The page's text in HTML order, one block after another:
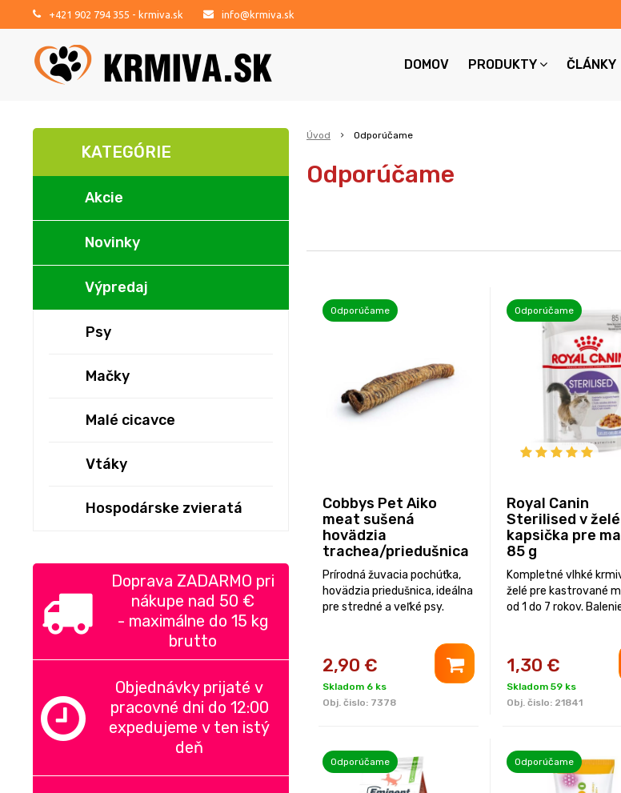
+421 902 794 355 - krmiva.sk info@krmiva.sk
DOMOV PRODUKTY ČLÁNKY
Úvod Odporúčame
Odporúčame
Odporúčame
Cobbys Pet Aiko
meat sušená
hovädzia
trachea/priedušnica
1ks cca 30cm
Prírodná žuvacia pochúťka,
hovädzia priedušnica, ideálna
pre stredné a veľké psy.
2,90 €
Skladom 6 ks
Obj. čislo: 7378
Odporúčame
Royal Canin
Sterilised v želé
kapsička pre
85 g
Kompletné vlhké
želé pre kastrované
od 1 do 7 rokov.
1,30 €
Skladom 59 ks
Obj. čislo: 21841
Odporúčame Odporúčame
KATEGÓRIE
Akcie
Novinky
Výpredaj
Psy
Mačky
Malé cicavce
Vtáky
Hospodárske zvieratá
Doprava ZADARMO pri
nákupe nad 50 €
- maximálne do 15 kg
brutto
Objednávky prijaté v
pracovné dni do 12:00
expedujeme v ten istý
deň